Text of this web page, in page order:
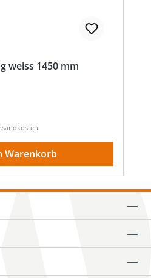
weiss 1450 mm
Warenkorb